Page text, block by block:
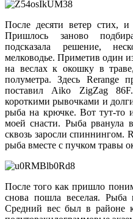
После десяти ветер стих,
Пришлось заново
подсказала решение,
мелководье. Приметив один
на веслах к окошку в
полуметра. Здесь Rerange
поставил Aiko ZigZag
короткими рывочками и
рыба на крючке. Вот тут-то
моей снасти. Рыба рванула
сквозь заросли спиннингом.
рыба вместе с пучком травы
После того как пришло
снова пошла веселая. Рыба
Средний вес был в районе